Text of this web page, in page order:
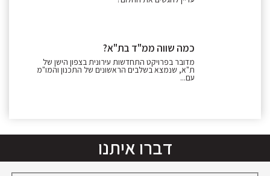
כמה שווה ממ"ד בת"א?
מדובר בפרויקט התחדשות עירונית בצפון הישן של
ת"א, שנמצא בשלבים הראשונים של התכנון והמו"מ
עם...
דברו איתנו